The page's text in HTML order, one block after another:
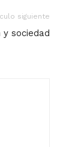
siguiente
sociedad